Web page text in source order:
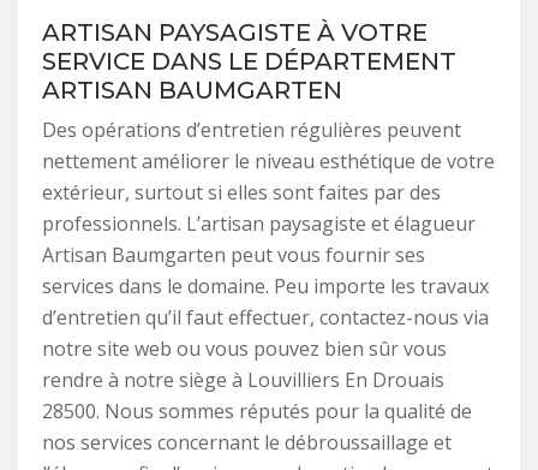
ARTISAN PAYSAGISTE À VOTRE
SERVICE DANS LE DÉPARTEMENT
ARTISAN BAUMGARTEN
Des opérations d’entretien régulières peuvent
nettement améliorer le niveau esthétique de votre
extérieur, surtout si elles sont faites par des
professionnels. L’artisan paysagiste et élagueur
Artisan Baumgarten peut vous fournir ses
services dans le domaine. Peu importe les travaux
d’entretien qu’il faut effectuer, contactez-nous via
notre site web ou vous pouvez bien sûr vous
rendre à notre siège à Louvilliers En Drouais
28500. Nous sommes réputés pour la qualité de
nos services concernant le débroussaillage et